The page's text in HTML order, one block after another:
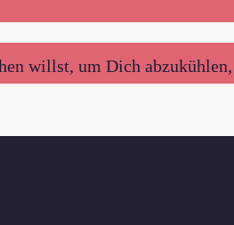
willst, um Dich